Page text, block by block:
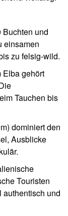
Buchten und
einsamen
zu felsig-wild.
Elba gehört
Tauchen bis
dominiert den
Ausblicke
Touristen
authentisch und